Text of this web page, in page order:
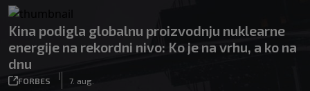
Kina podigla globalnu proizvodnju nuklearne
energije na rekordni nivo: Ko je na vrhu, a ko na
dnu
FORBES
|
7. aug.